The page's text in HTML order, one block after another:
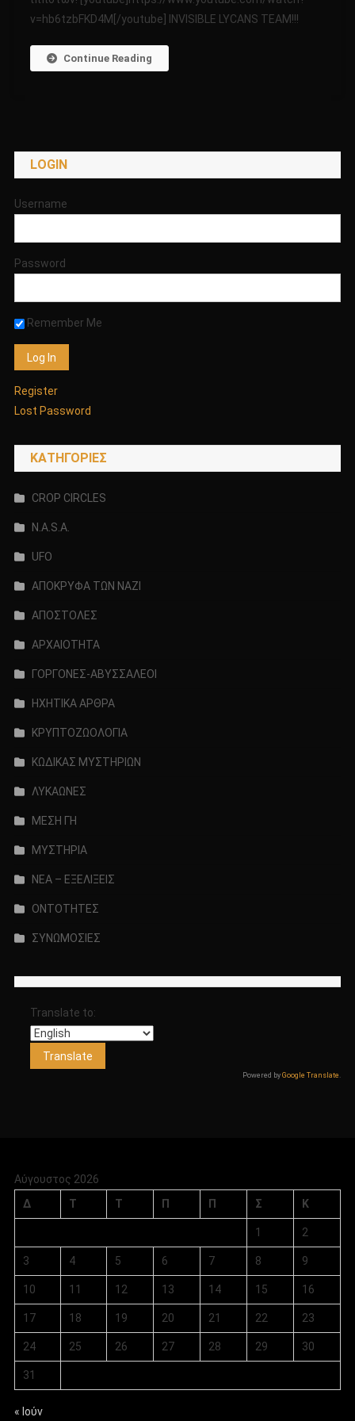
10-
2017
v=hb6tzbFKD4M[/youtube] INVISIBLE LYCANS TEAM!!!
Continue Reading
LOGIN
Username
Password
Remember Me
Register
Lost Password
KΑΤΗΓΟΡΊΕΣ
CROP CIRCLES
N.A.S.A.
UFO
ΑΠΟΚΡΥΦΑ ΤΩΝ ΝΑΖΙ
ΑΠΟΣΤΟΛΕΣ
ΑΡΧΑΙΟΤΗΤΑ
ΓΟΡΓΟΝΕΣ-ΑΒΥΣΣΑΛΕΟΙ
ΗΧΗΤΙΚΑ ΑΡΘΡΑ
ΚΡΥΠΤΟΖΩΟΛΟΓΙΑ
ΚΩΔΙΚΑΣ ΜΥΣΤΗΡΙΩΝ
ΛΥΚΑΩΝΕΣ
ΜΕΣΗ ΓΗ
ΜΥΣΤΗΡΙΑ
ΝΕΑ – ΕΞΕΛΙΞΕΙΣ
ΟΝΤΟΤΗΤΕΣ
ΣΥΝΩΜΟΣΙΕΣ
Translate to:
Powered byGoogle Translate .
Αύγουστος 2026
Δ
Τ Τ Π Π Σ Κ
1 2
3 4 5 6 7 8 9
10 11 12 13 14 15 16
17 18 19 20 21 22 23
24 25 26 27 28 29 30
31
« Ιούν